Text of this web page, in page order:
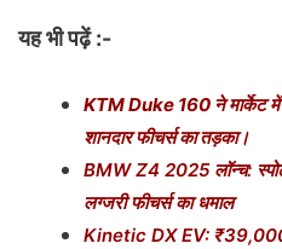
यह भी पढ़ें :-
KTM Duke 160 ने मार्केट में
शानदार फीचर्स का तड़का।
BMW Z4 2025 लॉन्च:
लग्जरी फीचर्स का धमाल
Kinetic DX EV: